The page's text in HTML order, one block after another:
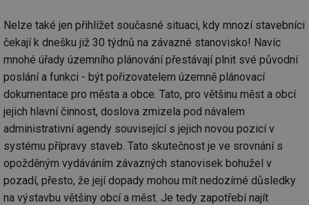
Nelze také jen přihlížet současné situaci, kdy mnozí stavebníci
čekají k dnešku již 30 týdnů na závazné stanovisko! Navíc
mnohé úřady územního plánování přestávají plnit své původní
poslání a funkci - být pořizovatelem územně plánovací
dokumentace pro města a obce. Tato, pro většinu měst a obcí
jejich hlavní činnost, doslova zmizela pod návalem
administrativní agendy související s jejich novou pozicí v
systému přípravy staveb. Tato skutečnost je ve srovnání s
opožděným vydáváním závazných stanovisek bohužel v
pozadí, přesto, že její dopady mohou mít nedozírné důsledky
na výstavbu většiny obcí a měst. Je tedy zapotřebí najít